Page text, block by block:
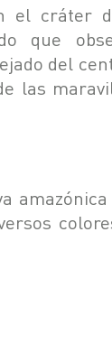
el cráter
que
del
las